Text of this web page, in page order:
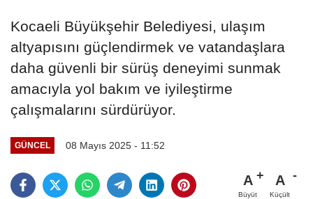
Kocaeli Büyükşehir Belediyesi, ulaşım
altyapısını güçlendirmek ve vatandaşlara
daha güvenli bir sürüş deneyimi sunmak
amacıyla yol bakım ve iyileştirme
çalışmalarını sürdürüyor.
GÜNCEL 08 Mayıs 2025 - 11:52
A
Büyüt
A
Küçült